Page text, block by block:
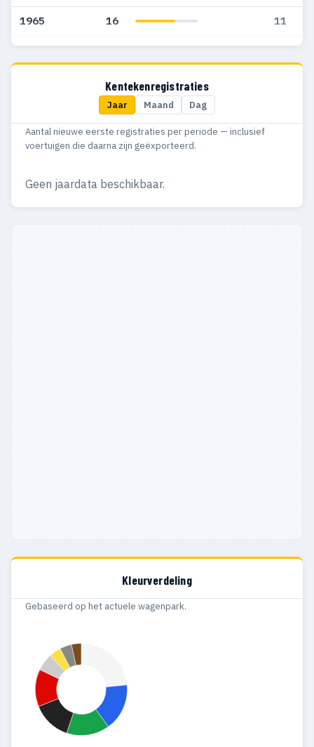
1965 16 11
1964 25 24
6
1961 5
Kentekenregistraties
Jaar Maand Dag
Aantal nieuwe eerste registraties per periode — inclusief
voertuigen die daarna zijn geëxporteerd.
Geen jaardata beschikbaar.
Kleurverdeling
Gebaseerd op het actuele wagenpark.